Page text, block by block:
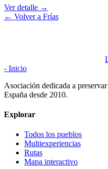
Ver detalle →
← Volver a Frías
- Inicio
Asociación dedicada a
España desde 2010.
Explorar
Todos los pueblos
Multiexperiencias
Rutas
Mapa interactivo